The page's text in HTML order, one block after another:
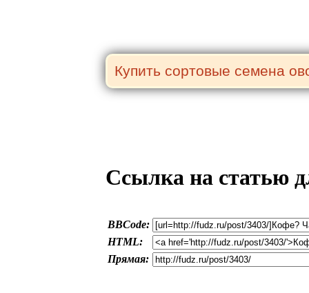
Ссылка на статью
BBCode:
HTML:
Прямая: